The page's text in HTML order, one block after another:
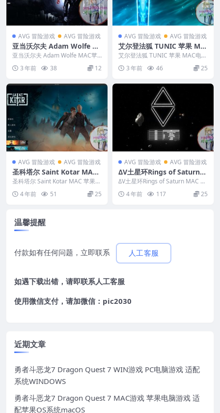
AVG 冒险游戏 AVG 冒险游戏
亚当沃尔夫 Adam Wolfe M
AC苹果电脑游戏 原生中文版
支持11 12 13 14
亚当沃尔夫 Adam Wolfe MAC苹
果电脑游戏 原生中文版 支持11 1
2... 3 年前 38 12
AVG 冒险游戏 AVG 冒险游戏
艾尔登法狐 TUNIC 苹果 MA
C电脑游戏 原生中文版
艾尔登法狐 TUNIC 苹果 MAC电脑
3 年前 46 25
AVG 冒险游戏 AVG 冒险游戏
圣科塔尔 Saint Kotar MAC
苹果电脑游戏 原生版 支持10.
15 11 12 13
圣科塔尔 Saint Kotar MAC 苹果电
4 年前 51 25
AVG 冒险游戏 AVG 冒险游戏
ΔV土星环Rings of Saturn
MAC 苹果电脑游戏 原生版
支持10.15 11 12 13 适用AP
PLE CPU
ΔV土星环Rings of Saturn MAC 苹
4 年前 117 25
温馨提醒
付款如有任何问题，立即联系 人工客服
如遇下载出错，请即联系人工客服
使用微信支付，请加微信：pic2030
近期文章
勇者斗恶龙7 Dragon Quest 7 WIN游戏 PC电脑游戏 适配
系统WINDOWS
勇者斗恶龙7 Dragon Quest 7 MAC游戏 苹果电脑游戏 适
配苹果OS系统macOS